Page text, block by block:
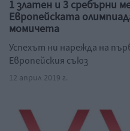
1 златен и 3 сребърни
Европейската
момичета
Успехът ни нарежда на
Европейския съюз
12 април 2019 г.